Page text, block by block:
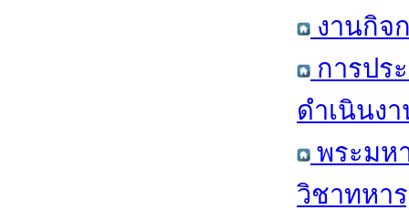
งานกิจ
การปร
ดำเนินง
พระมห
วิชาทหา